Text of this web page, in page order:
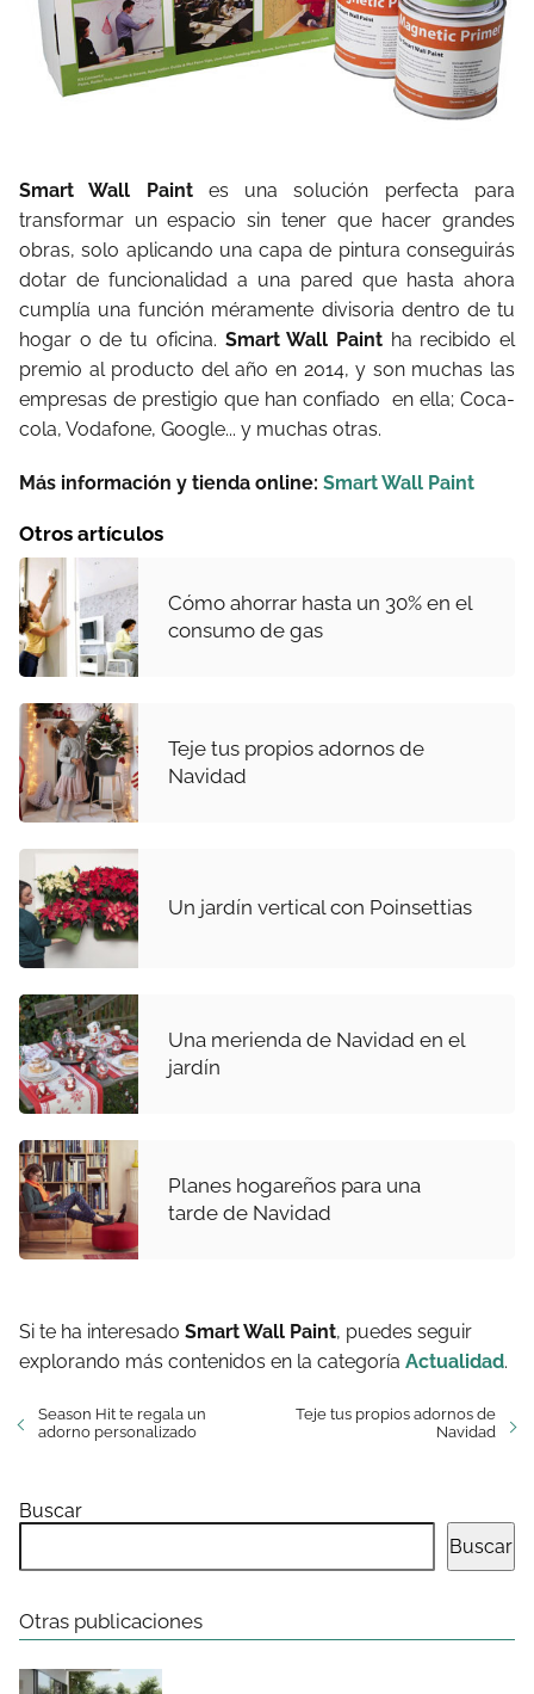
Smart Wall Paintes una solución perfecta para
transformar un espacio sin tener que hacer grandes
obras, solo aplicando una capa de pintura conseguirás
dotar de funcionalidad a una pared que hasta ahora
cumplía una función méramente divisoria dentro de tu
hogar o de tu oficina. Smart Wall Paintha recibido el
premio al producto del año en 2014, y son muchas las
empresas de prestigio que han confiado en ella; Coca-
cola, Vodafone, Google... y muchas otras.
Más información y tienda online: Smart Wall Paint
Otros artículos
Cómo ahorrar hasta un 30% en el
consumo de gas
Teje tus propios adornos de
Navidad
Un jardín vertical con Poinsettias
Una merienda de Navidad en el
jardín
Planes hogareños para una
tarde de Navidad
Si te ha interesado Smart Wall Paint, puedes seguir
explorando más contenidos en la categoría Actualidad.
Season Hit te regala un
adorno personalizado
Teje tus propios adornos de
Navidad
Buscar
Buscar
Otras publicaciones